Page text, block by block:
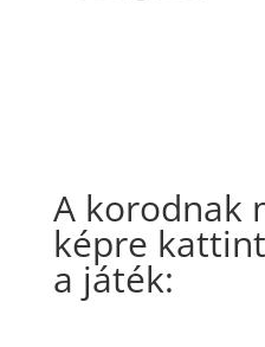
A korodnak
képre
a játék: